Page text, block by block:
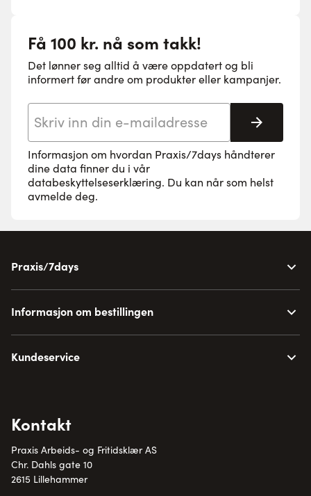
Få 100 kr. nå som takk!
Det lønner seg alltid å være oppdatert og bli
informert før andre om produkter eller kampanjer.
Informasjon om hvordan Praxis/7days håndterer
dine data finner du i vår
databeskyttelseserklæring. Du kan når som helst
avmelde deg.
Praxis/7days
Informasjon om bestillingen
Kundeservice
Kontakt
Praxis Arbeids- og Fritidsklær AS
Chr. Dahls gate 10
2615 Lillehammer